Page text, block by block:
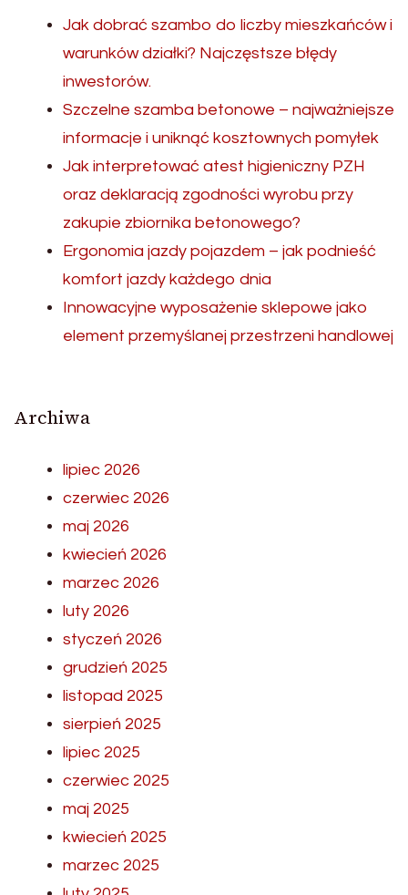
Jak dobrać szambo do liczby mieszkańców i
warunków działki? Najczęstsze błędy
inwestorów.
Szczelne szamba betonowe – najważniejsze
informacje i uniknąć kosztownych pomyłek
Jak interpretować atest higieniczny PZH
oraz deklaracją zgodności wyrobu przy
zakupie zbiornika betonowego?
Ergonomia jazdy pojazdem – jak podnieść
komfort jazdy każdego dnia
Innowacyjne wyposażenie sklepowe jako
element przemyślanej przestrzeni handlowej
Archiwa
lipiec 2026
czerwiec 2026
maj 2026
kwiecień 2026
marzec 2026
luty 2026
styczeń 2026
grudzień 2025
listopad 2025
sierpień 2025
lipiec 2025
czerwiec 2025
maj 2025
kwiecień 2025
marzec 2025